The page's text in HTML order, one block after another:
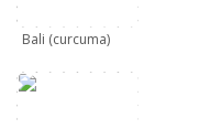
Bali (curcuma)